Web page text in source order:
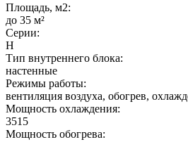
Площадь, м2:
до 35 м²
Серии:
H
Тип внутреннего блока:
настенные
Режимы работы:
вентиляция воздуха, обогрев,
Мощность охлаждения:
3515
Мощность обогрева: